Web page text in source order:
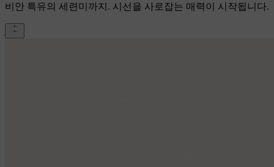
비안 특유의 세련미까지. 시선을 사로잡는 매력이 시작됩니다.